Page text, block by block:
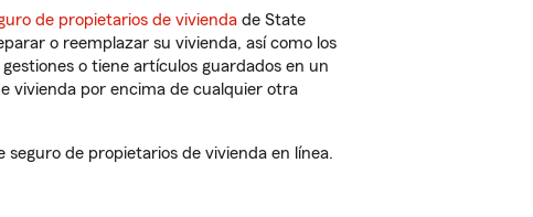
de propietarios de vivienda de State
o reemplazar su vivienda, así como los
o tiene artículos guardados en un
vivienda por encima de cualquier otra
de propietarios de vivienda en línea.